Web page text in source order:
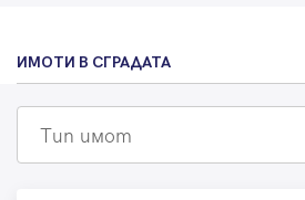
ИМОТИ В СГРАДАТА
Тип имот